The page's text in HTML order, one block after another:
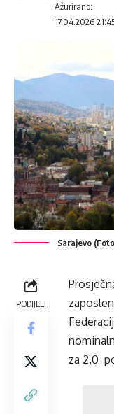
Ažurirano:
17.04.2026
Sarajevo
PODIJELI
za 2,0